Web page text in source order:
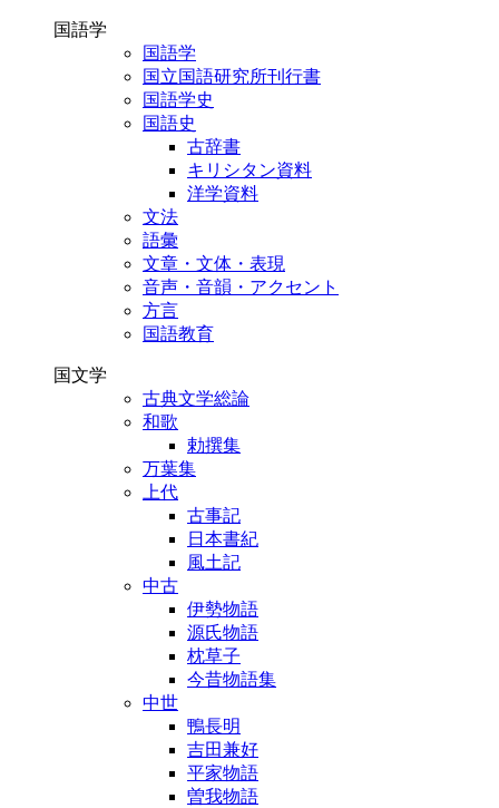
国語学
国語学
国立国語研究所刊行書
国語学史
国語史
古辞書
キリシタン資料
洋学資料
文法
語彙
文章・文体・表現
音声・音韻・アクセント
方言
国語教育
国文学
古典文学総論
和歌
勅撰集
万葉集
上代
古事記
日本書紀
風土記
中古
伊勢物語
源氏物語
枕草子
今昔物語集
中世
鴨長明
吉田兼好
平家物語
曽我物語